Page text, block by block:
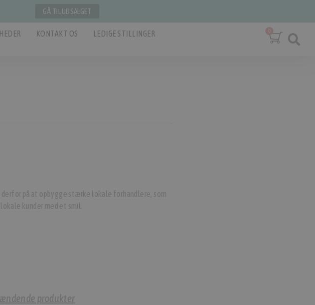
GÅ TIL UDSALGET
KONTAKT OS
LEDIGE STILLINGER
derfor på at opbygge stærke lokale forhandlere, som
kunder med et smil.
produkter